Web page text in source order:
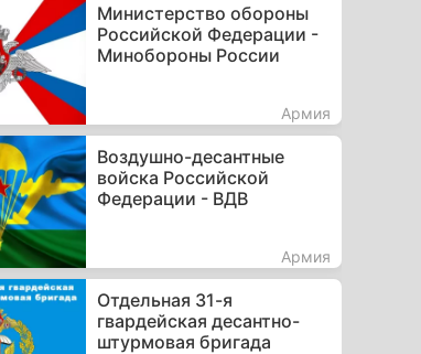
Министерство обороны
Российской Федерации -
Минобороны России
Армия
Воздушно-десантные
войска Российской
Федерации - ВДВ
Армия
Отдельная 31-я
гвардейская десантно-
штурмовая бригада